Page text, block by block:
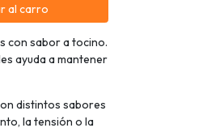
al carro
con sabor a tocino.
ayuda a mantener
distintos sabores
la tensión o la